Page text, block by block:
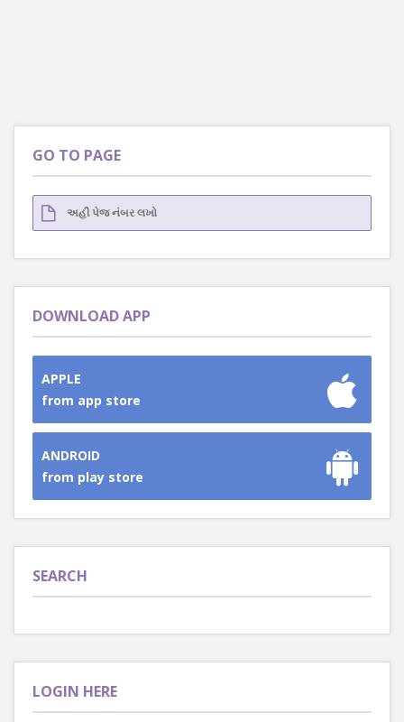
GO TO PAGE
DOWNLOAD APP
APPLE
from app store
ANDROID
from play store
SEARCH
LOGIN HERE